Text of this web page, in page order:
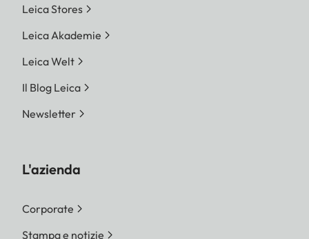
Leica Stores
Leica Akademie
Leica Welt
Il Blog Leica
Newsletter
L'azienda
Corporate
Stampa e notizie